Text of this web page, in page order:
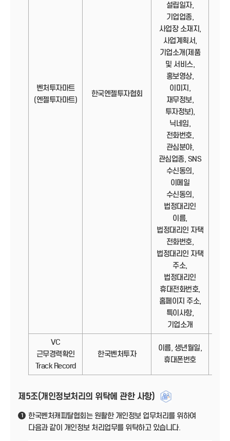
벤처투자마트
(엔젤투자마트)
한국엔젤투자협회
설립일자,
기업업종,
사업장 소재지,
사업계획서,
기업소개(제품
및 서비스,
홍보영상,
이미지,
재무정보,
투자정보),
닉네임,
전화번호,
관심분야,
관심업종, SNS
수신동의,
이메일
수신동의,
법정대리인
이름,
법정대리인 자택
전화번호,
법정대리인 자택
주소,
법정대리인
휴대전화번호,
홈페이지 주소,
특이사항,
기업소개
VC
근무경력확인
Track Record
한국벤처투자
이름, 생년월일,
휴대폰번호
제5조(개인정보처리의 위탁에 관한 사항)
1
한국벤처캐피탈협회는 원활한 개인정보 업무처리를 위하여
다음과 같이 개인정보 처리업무를 위탁하고 있습니다.